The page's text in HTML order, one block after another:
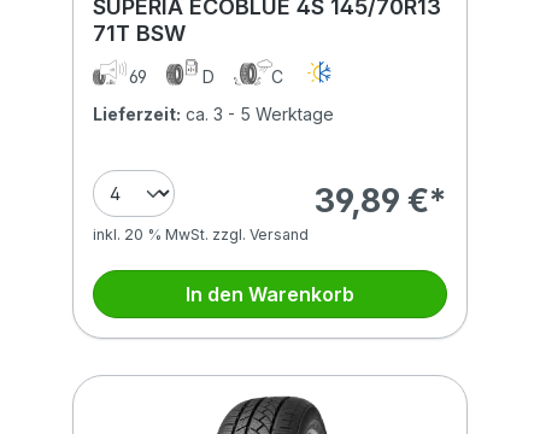
SUPERIA ECOBLUE 4S 145/70R13
71T BSW
69 D
C
Lieferzeit: ca. 3 - 5 Werktage
39,89 €*
inkl. 20 % MwSt. zzgl. Versand
In den Warenkorb